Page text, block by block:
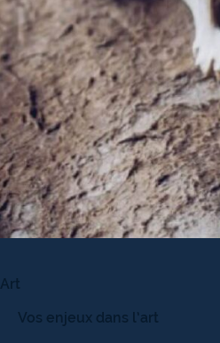
Art
Vos enjeux dans l’art